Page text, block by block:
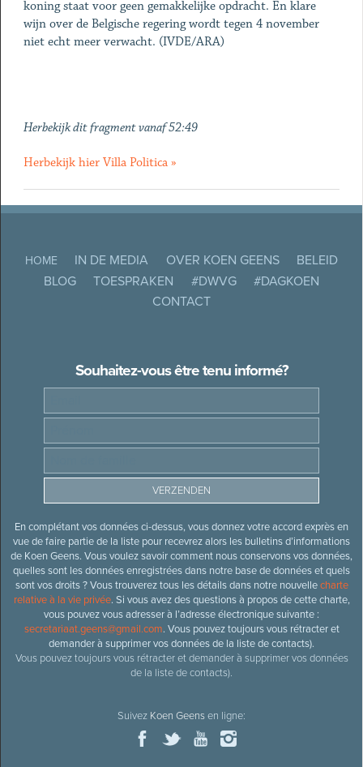
koning staat voor geen gemakkelijke opdracht. En klare
wijn over de Belgische regering wordt tegen 4 november
niet echt meer verwacht. (IVDE/ARA)
Herbekijk dit fragment vanaf 52:49
Herbekijk hier Villa Politica »
HOME IN DE MEDIA OVER KOEN GEENS
BELEID
BLOG
TOESPRAKEN #DWVG
#DAGKOEN
CONTACT
Souhaitez-vous être tenu informé?
En complétant vos données ci-dessus, vous donnez votre accord exprès en
vue de faire partie de la liste pour recevrez alors les bulletins d’informations
de Koen Geens. Vous voulez savoir comment nous conservons vos données,
quelles sont les données enregistrées dans notre base de données et quels
sont vos droits ? Vous trouverez tous les détails dans notre nouvellecharte
relative à la vie privée. Si vous avez des questions à propos de cette charte,
vous pouvez vous adresser à l’adresse électronique suivante :
secretariaat.geens@gmail.com. Vous pouvez toujours vous rétracter et
demander à supprimer vos données de la liste de contacts).
Vous pouvez toujours vous rétracter et demander à supprimer vos données
de la liste de contacts).
Suivez Koen Geensen ligne: